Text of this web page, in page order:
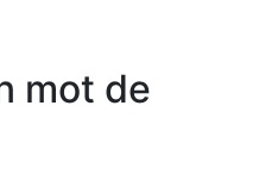
mot de